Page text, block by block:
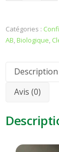
Catégories :
AB,Biologique,
Description
Avis (0)